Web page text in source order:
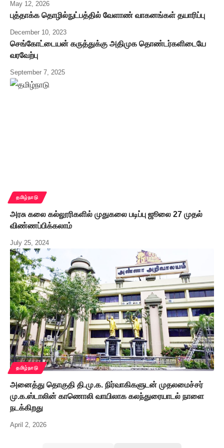
May 12, 2026
புத்தாக்க தொழில்நுட்பத்தில் வேளாண் வாகனங்கள் தயாரிப்பு
December 10, 2023
செங்கோட்டையன் கருத்துக்கு அதிமுக தொண்டர்களிடையே
வரவேற்பு
September 7, 2025
தமிழ்நாடு
அரசு கலை கல்லூரிகளில் முதுகலை படிப்பு ஜூலை 27 முதல்
விண்ணப்பிக்கலாம்
July 25, 2024
தமிழ்நாடு
அனைத்து தொகுதி தி.மு.க. நிர்வாகிகளுடன் முதலமைச்சர்
மு.க.ஸ்டாலின் காணொலி வாயிலாக கலந்துரையாடல் நாளை
நடக்கிறது
April 2, 2026